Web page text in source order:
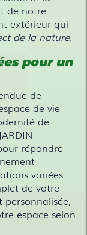
de notre
extérieur qui
de la nature.
pour un
de
de vie
de
répondre
variées
de votre
espace selon